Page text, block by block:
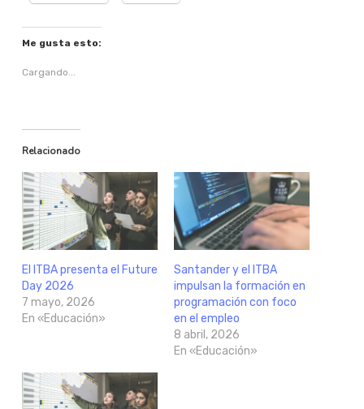
Me gusta esto:
Cargando...
Relacionado
El ITBA presenta el Future
Day 2026
7 mayo, 2026
En «Educación»
Santander y el ITBA
impulsan la formación en
programación con foco
en el empleo
8 abril, 2026
En «Educación»